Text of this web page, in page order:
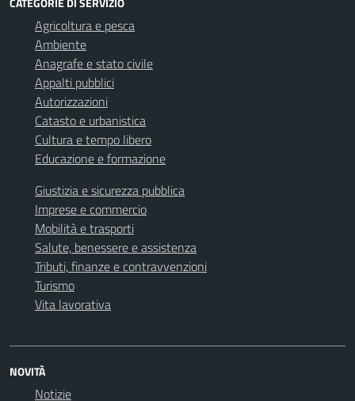
Agricoltura e pesca
Ambiente
Anagrafe e stato civile
Appalti pubblici
Autorizzazioni
Catasto e urbanistica
Cultura e tempo libero
Educazione e formazione
Giustizia e sicurezza pubblica
Imprese e commercio
Mobilità e trasporti
Salute, benessere e assistenza
Tributi, finanze e contravvenzioni
Turismo
Vita lavorativa
NOVITÀ
Notizie